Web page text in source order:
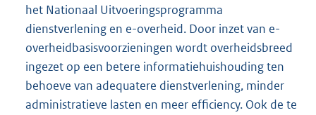
het Nationaal Uitvoeringsprogramma
dienstverlening en e-overheid. Door inzet van e-
overheidbasisvoorzieningen wordt overheidsbreed
ingezet op een betere informatiehuishouding ten
behoeve van adequatere dienstverlening, minder
administratieve lasten en meer efficiency. Ook de te